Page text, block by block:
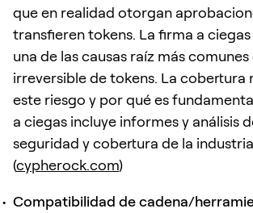
que en realidad otorgan
transfieren tokens. La firma a
una de las causas raíz más
irreversible de tokens. La cobertura
este riesgo y por qué es
a ciegas incluye informes y análisis
seguridad y cobertura de la
(cypherock.com)
Compatibilidad de cadena/